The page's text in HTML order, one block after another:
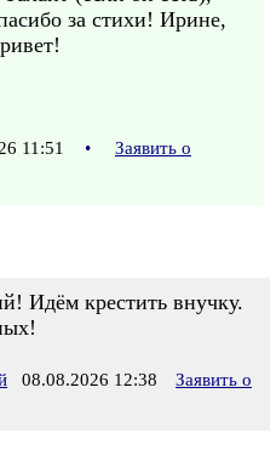
за стихи! Ирине,
11:51 •
Заявить о
Идём крестить внучку.
08.08.2026 12:38
Заявить о